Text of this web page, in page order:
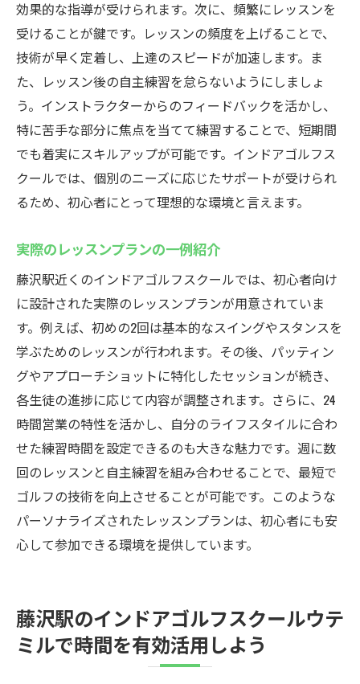
効果的な指導が受けられます。次に、頻繁にレッスンを
受けることが鍵です。レッスンの頻度を上げることで、
技術が早く定着し、上達のスピードが加速します。ま
た、レッスン後の自主練習を怠らないようにしましょ
う。インストラクターからのフィードバックを活かし、
特に苦手な部分に焦点を当てて練習することで、短期間
でも着実にスキルアップが可能です。インドアゴルフス
クールでは、個別のニーズに応じたサポートが受けられ
るため、初心者にとって理想的な環境と言えます。
実際のレッスンプランの一例紹介
藤沢駅近くのインドアゴルフスクールでは、初心者向け
に設計された実際のレッスンプランが用意されていま
す。例えば、初めの2回は基本的なスイングやスタンスを
学ぶためのレッスンが行われます。その後、パッティン
グやアプローチショットに特化したセッションが続き、
各生徒の進捗に応じて内容が調整されます。さらに、24
時間営業の特性を活かし、自分のライフスタイルに合わ
せた練習時間を設定できるのも大きな魅力です。週に数
回のレッスンと自主練習を組み合わせることで、最短で
ゴルフの技術を向上させることが可能です。このような
パーソナライズされたレッスンプランは、初心者にも安
心して参加できる環境を提供しています。
藤沢駅のインドアゴルフスクールウテ
ミルで時間を有効活用しよう